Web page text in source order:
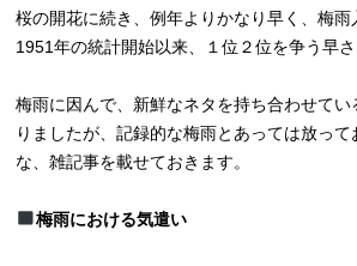
桜の開花に続き、例年よりかなり早く、梅雨
1951年の統計開始以来、１位２位を争う早さ
梅雨に因んで、新鮮なネタを持ち合わせて
りましたが、記録的な梅雨とあっては放っ
な、雑記事を載せておきます。
梅雨における気遣い